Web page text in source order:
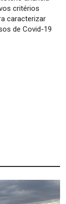
critérios
caracterizar
de Covid-19